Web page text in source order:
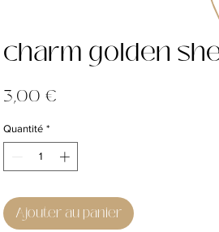
charm golden
3,00 €
Quantité *
Ajouter au panier